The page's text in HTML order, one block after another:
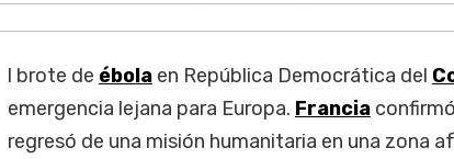
l brote de ébolaen República Democrática del
emergencia lejana para Europa. Francia
regresó de una misión humanitaria en una zona